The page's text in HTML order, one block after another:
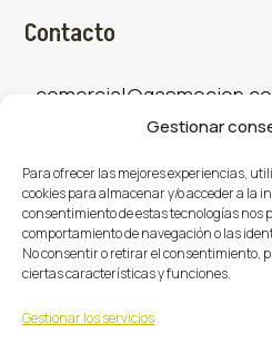
Gestionar
Para ofrecer las mejores experiencias,
cookies para almacenar y/o acceder a la
consentimiento de estas tecnologías nos
comportamiento de navegación o las
No consentir o retirar el consentimiento,
ciertas características y funciones.
Gestionar los servicios
Contacto
Sociales
